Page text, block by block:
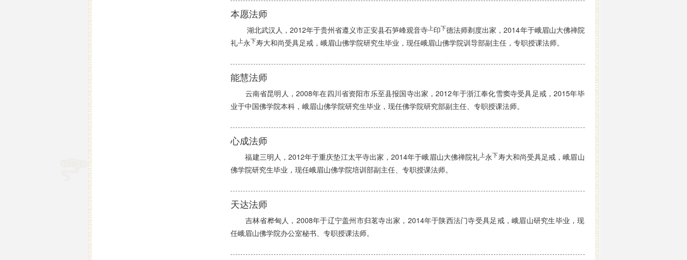
本愿法师
湖北武汉人，2012年于贵州省遵义市正安县石笋峰观音寺 上印下德法师剃度出家，2014年于峨眉山大佛禅院
礼 上永下寿大和尚受具足戒，峨眉山佛学院研究生毕业，现任峨眉山佛学院训导部副主任，专职授课法师。
能慧法师
云南省昆明人，2008年在四川省资阳市乐至县报国寺出家，2012年于浙江奉化雪窦寺受具足戒，2015年毕
业于中国佛学院本科，峨眉山佛学院研究生毕业，现任佛学院研究部副主任、专职授课法师。
心成法师
福建三明人，2012年于重庆垫江太平寺出家，2014年于峨眉山大佛禅院礼 上永下寿大和尚受具足戒，峨眉山
佛学院研究生毕业，现任峨眉山佛学院培训部副主任、专职授课法师。
天达法师
吉林省桦甸人，2008年于辽宁盖州市归茗寺出家，2014年于陕西法门寺受具足戒，峨眉山研究生毕业，现
任峨眉山佛学院办公室秘书、专职授课法师。